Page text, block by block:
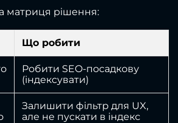
матриця рішення:
Що робити
Робити SEO-посадкову
(індексувати)
Залишити фільтр для UX,
але не пускати в індекс